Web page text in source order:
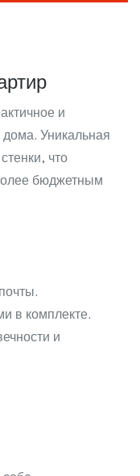
и
Уникальная
что
бюджетным
в комплекте.
и